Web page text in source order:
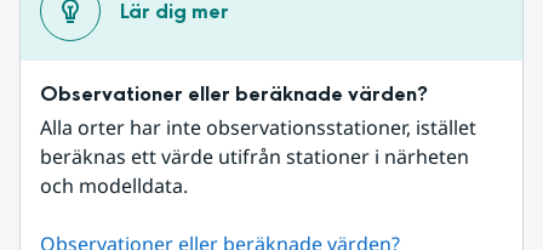
Lär dig mer
Observationer eller beräknade värden?
Alla orter har inte observationsstationer, istället
beräknas ett värde utifrån stationer i närheten
och modelldata.
Observationer eller beräknade värden?